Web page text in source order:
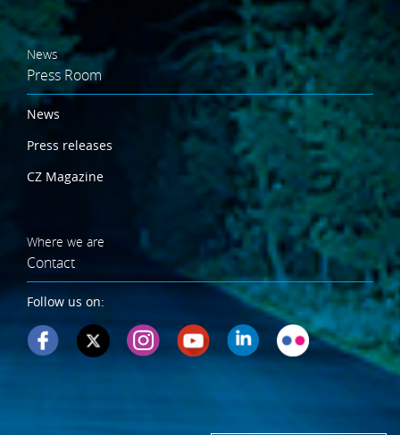
News
Press Room
News
Press releases
CZ Magazine
Where we are
Contact
Follow us on: